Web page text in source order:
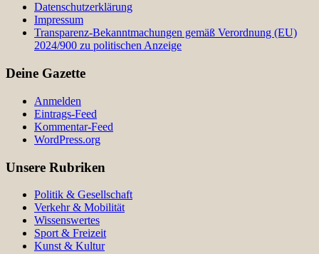
Datenschutzerklärung
Impressum
Transparenz-Bekanntmachungen gemäß Verordnung (EU)
2024/900 zu politischen Anzeige
Deine Gazette
Anmelden
Eintrags-Feed
Kommentar-Feed
WordPress.org
Unsere Rubriken
Politik & Gesellschaft
Verkehr & Mobilität
Wissenswertes
Sport & Freizeit
Kunst & Kultur